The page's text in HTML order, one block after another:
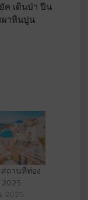
ค เดินป่า ปีน
ผาหินปูน
ถานที่ท่อง
2025